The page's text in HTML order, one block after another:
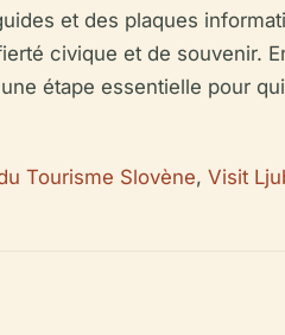
et des plaques
civique et de souvenir.
étape essentielle pour
Tourisme Slovène, Visit